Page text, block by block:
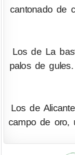
cantonado de
Los de La
palos de
Los de
campo de oro,